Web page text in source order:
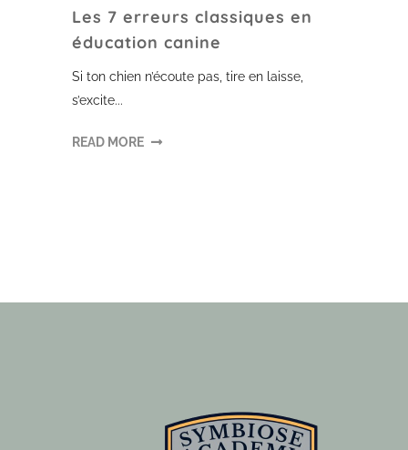
Les 7 erreurs classiques en
éducation canine
Si ton chien n’écoute pas, tire en laisse,
s’excite...
READ MORE